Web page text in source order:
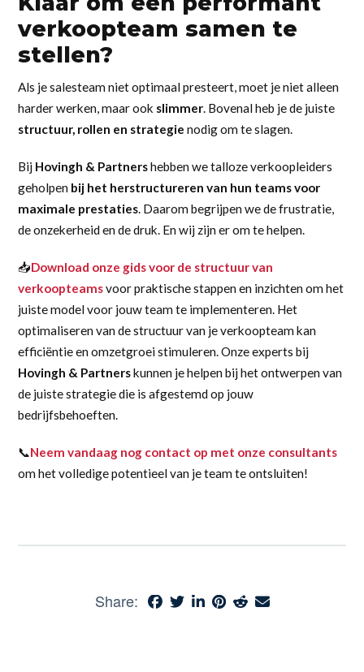
verkoopteam samen te
stellen?
Als je salesteam niet optimaal presteert, moet je niet alleen
harder werken, maar ook slimmer. Bovenal heb je de juiste
structuur, rollen en strategie nodig om te slagen.
Bij Hovingh & Partnershebben we talloze verkoopleiders
geholpen bij het herstructureren van hun teams voor
maximale prestaties. Daarom begrijpen we de frustratie,
de onzekerheid en de druk. En wij zijn er om te helpen.
📥Download onze gids voor de structuur van
verkoopteamsvoor praktische stappen en inzichten om het
juiste model voor jouw team te implementeren. Het
optimaliseren van de structuur van je verkoopteam kan
efficiëntie en omzetgroei stimuleren. Onze experts bij
Hovingh & Partnerskunnen je helpen bij het ontwerpen van
de juiste strategie die is afgestemd op jouw
bedrijfsbehoeften.
📞Neem vandaag nog contact op met onze consultants
om het volledige potentieel van je team te ontsluiten!
Share: